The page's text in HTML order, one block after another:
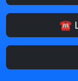
☎️